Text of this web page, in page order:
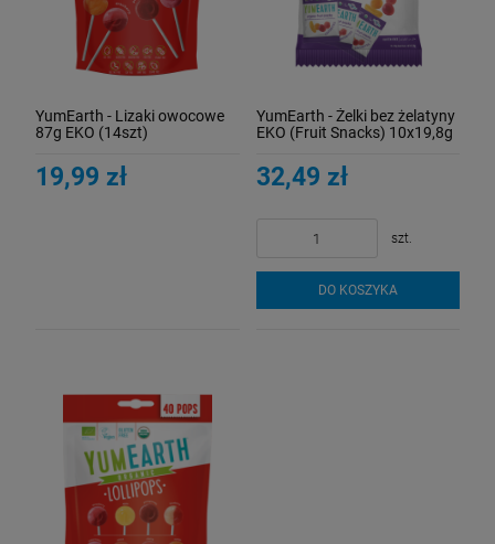
YumEarth - Lizaki owocowe
87g EKO (14szt)
19,99 zł
YumEarth - Żelki bez żelatyny
EKO (Fruit Snacks) 10x19,8g
32,49 zł
szt.
DO KOSZYKA